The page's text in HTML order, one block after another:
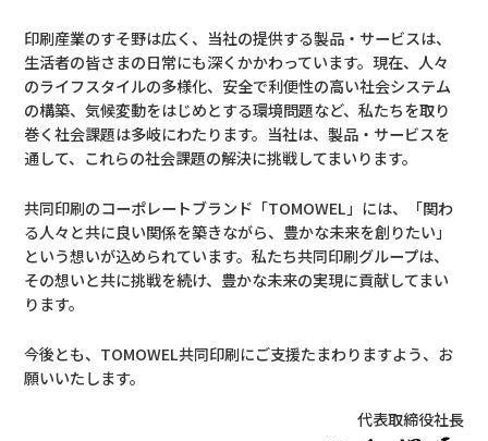
印刷産業のすそ野は広く、当社の提供する製品・サービスは、
生活者の皆さまの日常にも深くかかわっています。現在、人々
のライフスタイルの多様化、安全で利便性の高い社会システム
の構築、気候変動をはじめとする環境問題など、私たちを取り
巻く社会課題は多岐にわたります。当社は、製品・サービスを
通して、これらの社会課題の解決に挑戦してまいります。
共同印刷のコーポレートブランド「TOMOWEL」には、「関わ
る人々と共に良い関係を築きながら、豊かな未来を創りたい」
という想いが込められています。私たち共同印刷グループは、
その想いと共に挑戦を続け、豊かな未来の実現に貢献してまい
ります。
今後とも、TOMOWEL共同印刷にご支援たまわりますよう、お
願いいたします。
代表取締役社長